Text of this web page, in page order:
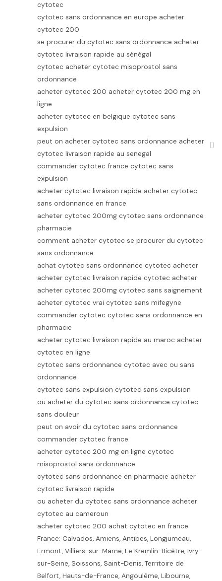
cytotec
cytotec sans ordonnance en europe acheter
cytotec 200
se procurer du cytotec sans ordonnance acheter
cytotec livraison rapide au sénégal
cytotec acheter cytotec misoprostol sans
ordonnance
acheter cytotec 200 acheter cytotec 200 mg en
ligne
acheter cytotec en belgique cytotec sans
expulsion
peut on acheter cytotec sans ordonnance acheter
cytotec livraison rapide au senegal
commander cytotec france cytotec sans
expulsion
acheter cytotec livraison rapide acheter cytotec
sans ordonnance en france
acheter cytotec 200mg cytotec sans ordonnance
pharmacie
comment acheter cytotec se procurer du cytotec
sans ordonnance
achat cytotec sans ordonnance cytotec acheter
acheter cytotec livraison rapide cytotec acheter
acheter cytotec 200mg cytotec sans saignement
acheter cytotec vrai cytotec sans mifegyne
commander cytotec cytotec sans ordonnance en
pharmacie
acheter cytotec livraison rapide au maroc acheter
cytotec en ligne
cytotec sans ordonnance cytotec avec ou sans
ordonnance
cytotec sans expulsion cytotec sans expulsion
ou acheter du cytotec sans ordonnance cytotec
sans douleur
peut on avoir du cytotec sans ordonnance
commander cytotec france
acheter cytotec 200 mg en ligne cytotec
misoprostol sans ordonnance
cytotec sans ordonnance en pharmacie acheter
cytotec livraison rapide
ou acheter du cytotec sans ordonnance acheter
cytotec au cameroun
acheter cytotec 200 achat cytotec en france
France: Calvados, Amiens, Antibes, Longjumeau,
Ermont, Villiers-sur-Marne, Le Kremlin-Bicêtre, Ivry-
sur-Seine, Soissons, Saint-Denis, Territoire de
Belfort, Hauts-de-France, Angoulême, Libourne,